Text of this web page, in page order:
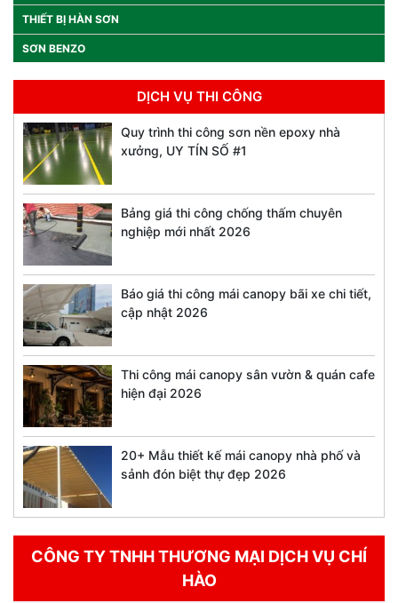
THIẾT BỊ HÀN SƠN
SƠN BENZO
DỊCH VỤ THI CÔNG
Quy trình thi công sơn nền epoxy nhà
xưởng, UY TÍN SỐ #1
Bảng giá thi công chống thấm chuyên
nghiệp mới nhất 2026
Báo giá thi công mái canopy bãi xe chi tiết,
cập nhật 2026
Thi công mái canopy sân vườn & quán cafe
hiện đại 2026
20+ Mẫu thiết kế mái canopy nhà phố và
sảnh đón biệt thự đẹp 2026
CÔNG TY TNHH THƯƠNG MẠI DỊCH VỤ CHÍ
HÀO